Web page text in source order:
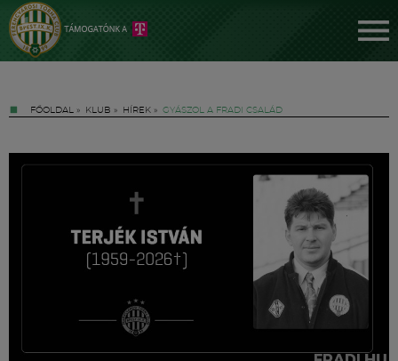
FŐOLDAL » KLUB » HÍREK » GYÁSZOL A FRADI CSALÁD
Hírek